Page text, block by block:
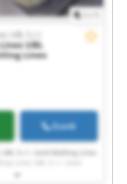
UBL S.r.l.
UBL
Lines
Zvanīt
S.r.l. Used Bottling Lines
Used Bottling Lines UBL